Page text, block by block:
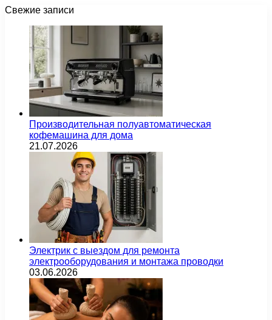
Свежие записи
Производительная полуавтоматическая
кофемашина для дома
21.07.2026
Электрик с выездом для ремонта
электрооборудования и монтажа проводки
03.06.2026